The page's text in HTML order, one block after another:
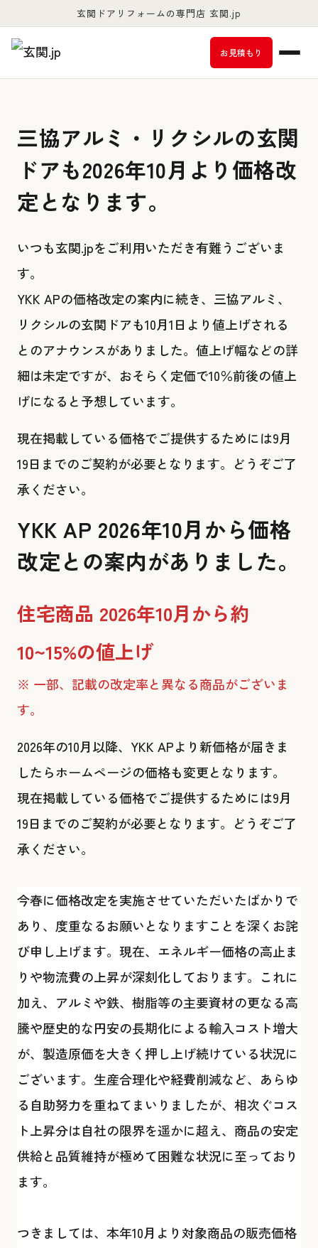
玄関ドアリフォームの専門店 玄関.jp
お見積もり
三協アルミ・リクシルの玄関
ドアも2026年10月より価格改
定となります。
いつも玄関.jpをご利用いただき有難うございま
す。
YKK APの価格改定の案内に続き、三協アルミ、
リクシルの玄関ドアも10月1日より値上げされる
とのアナウンスがありました。値上げ幅などの詳
細は未定ですが、おそらく定価で10％前後の値上
げになると予想しています。
現在掲載している価格でご提供するためには9月
19日までのご契約が必要となります。どうぞご了
承ください。
YKK AP 2026年10月から価格
改定との案内がありました。
住宅商品 2026年10月から約
10~15%の値上げ
※ 一部、記載の改定率と異なる商品がございま
す。
2026年の10月以降、YKK APより新価格が届きま
したらホームページの価格も変更となります。
現在掲載している価格でご提供するためには9月
19日までのご契約が必要となります。どうぞご了
承ください。
今春に価格改定を実施させていただいたばかりで
あり、度重なるお願いとなりますことを深くお詫
び申し上げます。現在、エネルギー価格の高止ま
りや物流費の上昇が深刻化しております。これに
加え、アルミや鉄、樹脂等の主要資材の更なる高
騰や歴史的な円安の長期化による輸入コスト増大
が、製造原価を大きく押し上げ続けている状況に
ございます。生産合理化や経費削減など、あらゆ
る自助努力を重ねてまいりましたが、相次ぐコス
ト上昇分は自社の限界を遥かに超え、商品の安定
供給と品質維持が極めて困難な状況に至っており
ます。
つきましては、本年10月より対象商品の販売価格